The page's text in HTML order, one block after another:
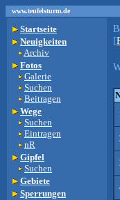
www.teufelsturm.de
Startseite
Neuigkeiten
Archiv
Fotos
Galerie
Suchen
Beitragen
Wege
Suchen
Eintragen
nR
Gipfel
Suchen
Gebiete
Sperrungen
[